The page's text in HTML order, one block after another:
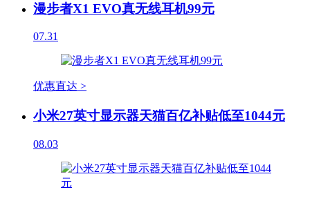
漫步者X1 EVO真无线耳机99元
07.31
优惠直达 >
小米27英寸显示器天猫百亿补贴低至1044元
08.03